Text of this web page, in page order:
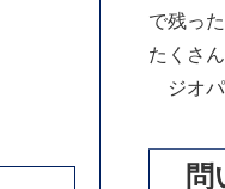
で残っ
たくさ
ジオパ
問